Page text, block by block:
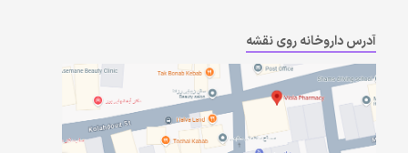
آدرس داروخانه روی نقشه